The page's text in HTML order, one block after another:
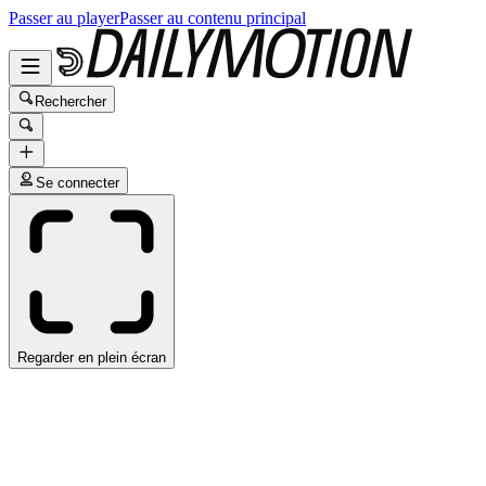
Passer au playerPasser au contenu principal
Rechercher
Se connecter
Regarder en plein écran